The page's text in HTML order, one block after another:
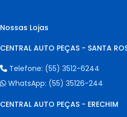
Nossas Lojas
CENTRAL AUTO PEÇAS - SANTA
Telefone: (55) 3512-6244
WhatsApp: (55) 35126-244
CENTRAL AUTO PEÇAS - ERECHIM